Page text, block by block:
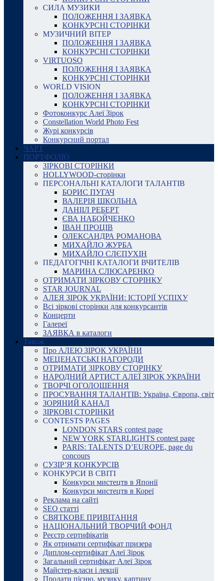
СИЛА МУЗИКИ
ПОЛОЖЕННЯ І ЗАЯВКА
КОНКУРСНІ СТОРІНКИ
МУЗИЧНИЙ ВІТЕР
ПОЛОЖЕННЯ І ЗАЯВКА
КОНКУРСНІ СТОРІНКИ
VIRTUOSO
ПОЛОЖЕННЯ І ЗАЯВКА
КОНКУРСНІ СТОРІНКИ
WORLD VISION
ПОЛОЖЕННЯ І ЗАЯВКА
КОНКУРСНІ СТОРІНКИ
Фотоконкурс Алеї Зірок
Constellation World Photo Fest
Журі конкурсів
Конкурсний портал
ЧАРТ
ПОРТФОЛІО
ЗІРКОВІ СТОРІНКИ
HOLLYWOOD-сторінки
ПЕРСОНАЛЬНІ КАТАЛОГИ ТАЛАНТІВ
БОРИС ПУГАЧ
ВАЛЕРІЯ ШКОЛЬНА
ДАНІІЛ РЕБЕРТ
ЄВА НАБОЙЧЕНКО
ІВАН ПРОЦІВ
ОЛЕКСАНДРА РОМАНОВА
МИХАЙЛО ЖУРБА
МИХАЙЛО СЛЄПУХІН
ПЕДАГОГІЧНІ КАТАЛОГИ ВЧИТЕЛІВ
МАРИНА СЛЮСАРЕНКО
ОТРИМАТИ ЗІРКОВУ СТОРІНКУ
STAR JOURNAL
АЛЕЯ ЗІРОК УКРАЇНИ: ІСТОРІЇ УСПІХУ
Всі зіркові сторінки для конкурсантів
Концерти
Галереї
ЗАЯВКА в каталоги
Також
Про АЛЕЮ ЗІРОК УКРАЇНИ
МЕЦЕНАТСЬКІ НАГОРОДИ
ОТРИМАТИ ЗІРКОВУ СТОРІНКУ
НАРОДНИЙ АРТИСТ АЛЕЇ ЗІРОК УКРАЇНИ
ТВОРЧІ ОГОЛОШЕННЯ
ПРОСУВАННЯ ТАЛАНТІВ: Україна, Європа, світ
ЗОРЯНИЙ КАНАЛ
ЗІРКОВІ СТОРІНКИ
CONTESTS PAGES
LONDON STARS contest page
NEW YORK STARLIGHTS contest page
PARIS: TALENTS D’EUROPE, page du
concours
СУЗІР’Я КОНКУРСІВ
КОНКУРСИ В СВІТІ
Конкурси мистецтв в Японії
Конкурси мистецтв в Кореї
Реклама на сайті
SEO статті
СВЯТКОВЕ ПРИВІТАННЯ
НАЦІОНАЛЬНИЙ ТВОРЧИЙ ФОНД
Реєстр сертифікатів
Як отримати сертифікат призера
Диплом-сертифікат Алеї Зірок
Загальний сертифікат Алеї Зірок
Майстер-класи і лекції
Продати пісню, музику, картину